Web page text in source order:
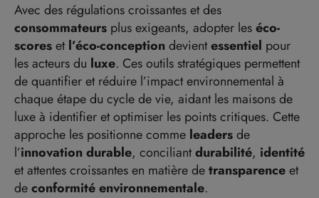
Avec des régulations croissantes et des
consommateurs plus exigeants, adopter leséco-
scoresetl’éco-conceptiondevientessentiel pour
les acteurs du luxe. Ces outils stratégiques permettent
de quantifier et réduire l’impact environnemental à
chaque étape du cycle de vie, aidant les maisons de
luxe à identifier et optimiser les points critiques. Cette
approche les positionne comme leadersde
l’innovation durable, conciliantdurabilité, identité
et attentes croissantes en matière detransparenceet
deconformité environnementale.